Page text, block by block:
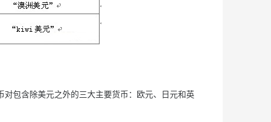
包含除美元之外的三大主要货币：欧元、日元和英